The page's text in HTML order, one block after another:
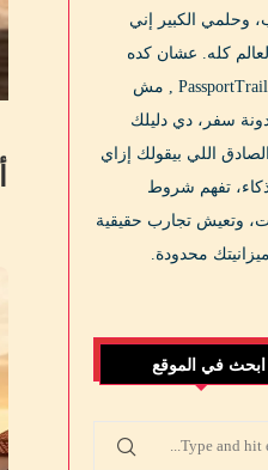
وحلمي الكبير إني
كله. عشان كده
أنشأت PassportTrails , مش
سفر، دي دليلك
اللي بيقولك إزاي
تفهم شروط
وتعيش تجارب حقيقية
محدودة.
ابحث في الموقع